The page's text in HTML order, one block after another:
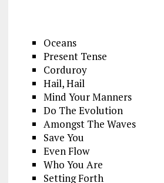
Oceans
Present Tense
Corduroy
Hail, Hail
Mind Your Manners
Do The Evolution
Amongst The Waves
Save You
Even Flow
Who You Are
Setting Forth